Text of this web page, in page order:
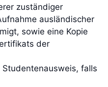
zuständiger
ausländischer
sowie eine Kopie
der
falls